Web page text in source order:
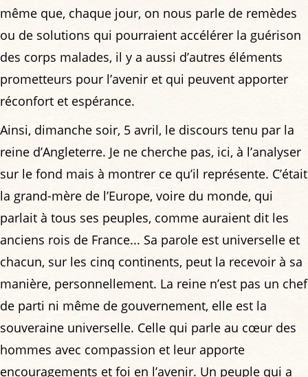
même que, chaque jour, on nous parle de remèdes
ou de solutions qui pourraient accélérer la guérison
des corps malades, il y a aussi d’autres éléments
prometteurs pour l’avenir et qui peuvent apporter
réconfort et espérance.
Ainsi, dimanche soir, 5 avril, le discours tenu par la
reine d’Angleterre. Je ne cherche pas, ici, à l’analyser
sur le fond mais à montrer ce qu’il représente. C’était
la grand-mère de l’Europe, voire du monde, qui
parlait à tous ses peuples, comme auraient dit les
anciens rois de France... Sa parole est universelle et
chacun, sur les cinq continents, peut la recevoir à sa
manière, personnellement. La reine n’est pas un chef
de parti ni même de gouvernement, elle est la
souveraine universelle. Celle qui parle au cœur des
hommes avec compassion et leur apporte
encouragements et foi en l’avenir. Un peuple qui a